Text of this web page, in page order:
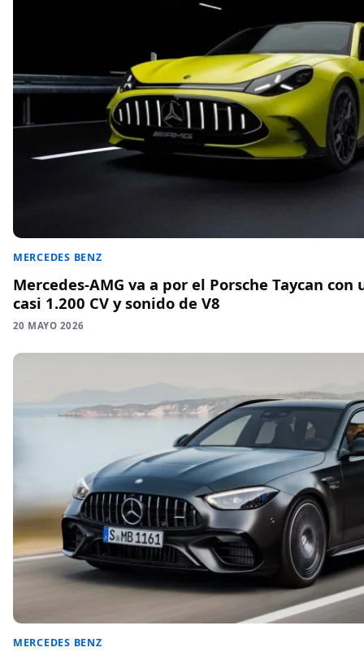
MERCEDES BENZ
Mercedes-AMG va a por el Porsche Taycan con
casi 1.200 CV y sonido de V8
20 MAYO 2026
MERCEDES BENZ